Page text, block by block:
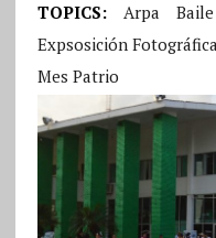
TOPICS: Arpa
Expsosición Fotográfica
Mes Patrio